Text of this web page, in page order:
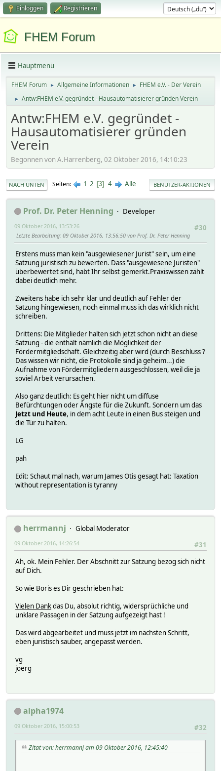
Einloggen Registrieren
FHEM Forum
Hauptmenü
FHEM Forum ► Allgemeine Informationen ► FHEM e.V. - Der Verein
► Antw:FHEM e.V. gegründet - Hausautomatisierer gründen Verein
Antw:FHEM e.V. gegründet -
Hausautomatisierer gründen
Verein
Begonnen von A.Harrenberg, 02 Oktober 2016, 14:10:23
NACH UNTEN Seiten 1 2 3 4 Alle BENUTZER-AKTIONEN
Prof. Dr. Peter Henning
Developer
#30
09 Oktober 2016, 13:53:26
Letzte Bearbeitung: 09 Oktober 2016, 13:56:50 von Prof. Dr. Peter Henning
Erstens muss man kein "ausgewiesener Jurist" sein, um eine
Satzung juristisch zu bewerten. Dass "ausgewiesene Juristen"
überbewertet sind, habt Ihr selbst gemerkt.Praxiswissen zählt
dabei deutlich mehr.
Zweitens habe ich sehr klar und deutlich auf Fehler der
Satzung hingewiesen, noch einmal muss ich das wirklich nicht
schreiben.
Drittens: Die Mitglieder halten sich jetzt schon nicht an diese
Satzung - die enthält nämlich die Möglichkeit der
Fördermitgliedschaft. Gleichzeitig aber wird (durch Beschluss ?
Das wissen wir nicht, die Protokolle sind ja geheim...) die
Aufnahme von Fördermitgliedern ausgeschlossen, weil die ja
soviel Arbeit verursachen.
Also ganz deutlich: Es geht hier nicht um diffuse
Befürchtungen oder Ängste für die Zukunft. Sondern um das
Jetzt und Heute, in dem acht Leute in einen Bus steigen und
die Tür zu halten.
LG
pah
Edit: Schaut mal nach, warum James Otis gesagt hat: Taxation
without representation is tyranny
herrmannj
Global Moderator
#31
09 Oktober 2016, 14:26:54
Ah, ok. Mein Fehler. Der Abschnitt zur Satzung bezog sich nicht
auf Dich.
So wie Boris es Dir geschrieben hat:
Vielen Dankdas Du, absolut richtig, widersprüchliche und
unklare Passagen in der Satzung aufgezeigt hast !
Das wird abgearbeitet und muss jetzt im nächsten Schritt,
eben juristisch sauber, angepasst werden.
vg
joerg
alpha1974
#32
09 Oktober 2016, 15:00:53
Zitat von: herrmannj am 09 Oktober 2016, 12:45:40